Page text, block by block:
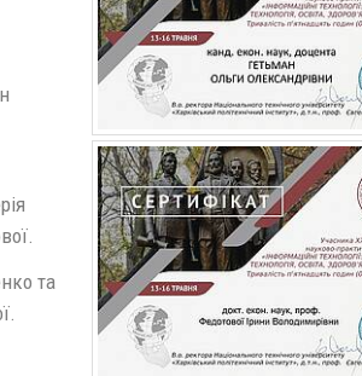
та